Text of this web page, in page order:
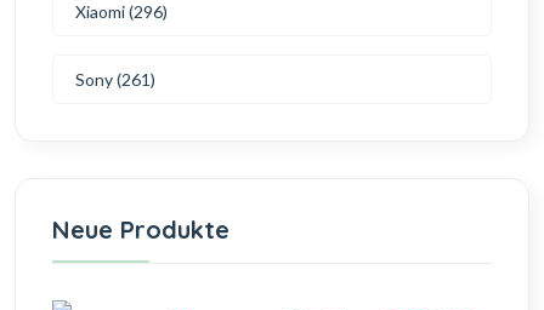
Xiaomi (296)
Sony (261)
Neue Produkte